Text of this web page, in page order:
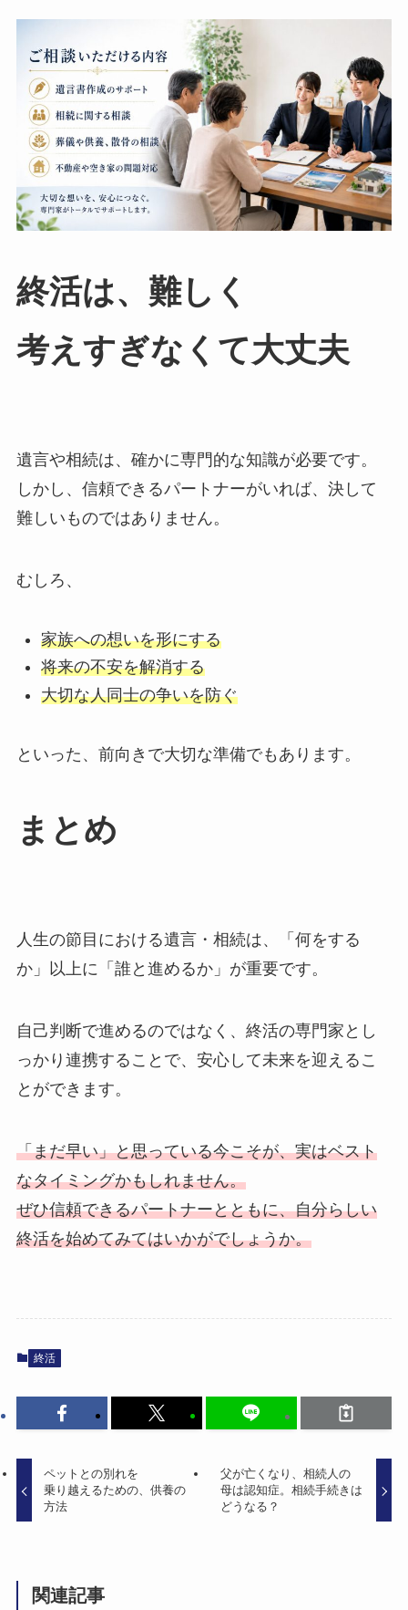
終活は、​難しく​
考えすぎなくて​大丈夫
遺言や相続は、確かに専門的な知識が必要です。
しかし、信頼できるパートナーがいれば、決して
難しいものではありません。
むしろ、
家族への想いを形にする
将来の不安を解消する
大切な人同士の争いを防ぐ
といった、前向きで大切な準備でもあります。
まとめ
人生の節目における遺言・相続は、「何をする
か」以上に「誰と進めるか」が重要です。
自己判断で進めるのではなく、終活の専門家とし
っかり連携することで、安心して未来を迎えるこ
とができます。
「まだ早い」と思っている今こそが、実はベスト
なタイミングかもしれません。
ぜひ信頼できるパートナーとともに、自分らしい
終活を始めてみてはいかがでしょうか。
終活
ペットとの​別れを​
乗り越える​ための、​供養の​
方​法
父が​亡くなり、​相続人の​
母は​認知症。​相続手​続きは​
どうなる？
関連記事